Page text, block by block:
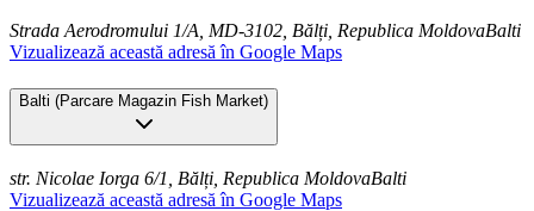
Strada Aerodromului 1/A, MD-3102, Bălți, Republica MoldovaBalti
Vizualizează această adresă în Google Maps
Balti (Parcare Magazin Fish Market)
str. Nicolae Iorga 6/1, Bălți, Republica MoldovaBalti
Vizualizează această adresă în Google Maps